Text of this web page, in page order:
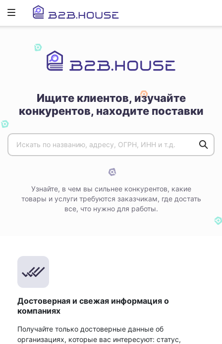
Развернуть
Ищите клиентов, изучайте
конкурентов, находите поставки
Узнайте, в чем вы сильнее конкурентов, какие
товары и услуги требуются заказчикам, где достать
все, что нужно для работы.
Достоверная и свежая информация о
компаниях
Получайте только достоверные данные об
организациях, которые вас интересуют: статус,